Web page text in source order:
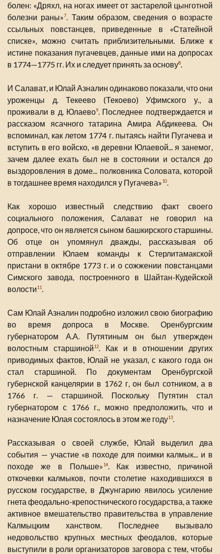
болен: «Дряхл, на ногах имеет от застарелой цынготной
болезни раны»7. Таким образом, сведения о возрасте
ссыльных повстанцев, приведенные в «Статейной
списке», можно считать приблизительными. Ближе к
истине показания пугачевцев, данные ими на допросах
в 1774—1775 гг. Их и следует принять за основу8.
И Салават, и Юлай Азналин одинаково показали, что они
уроженцы д. Текеево (Текоево) Уфимского у., а
проживали в д. Юлаево9. Последнее подтверждается и
рассказом ясачного татарина Амира Абдикеева. Он
вспоминал, как летом 1774 г. пытаясь найти Пугачева и
вступить в его войско, «в деревни Юлаевой... я занемог,
зачем далее ехать был не в состоянии и остался до
выздоровления в доме... полковника Соловата, которой
в тогдашнее время находился у Пугачева»10.
Как хорошо известный следствию факт своего
социального положения, Салават не говорил на
допросе, что он является сыном башкирского старшины.
Об отце он упомянул дважды, рассказывая об
отправлении Юлаем команды к Стерлитамакской
пристани в октябре 1773 г. и о сожжении повстанцами
Симского завода, построенного в Шайтан-Кудейской
волости11.
Сам Юлай Азналин подробно изложил свою биографию
во время допроса в Москве. Оренбургским
губернатором А.А. Путятиным он был утвержден
волостным старшиной12. Как и в отношении других
приводимых фактов, Юлай не указал, с какого года он
стал старшиной. По документам Оренбургской
губернской канцелярии в 1762 г, он был сотником, а в
1766 г. — старшиной. Поскольку Путятин стал
губернатором с 1766 г., можно предположить, что и
назначение Юлая состоялось в этом же году13.
Рассказывая о своей службе, Юлай выделил два
события — участие «в походе для поимки калмык... и в
походе же в Польше»14. Как известно, причиной
откочевки калмыков, почти столетие находившихся в
русском государстве, в Джунгарию явилось усиление
гнета феодально-крепостнического государства, а также
активное вмешательство правительства в управление
Калмыцким ханством. Последнее вызывало
недовольство крупных местных феодалов, которые
выступили в роли организаторов заговора с тем, чтобы